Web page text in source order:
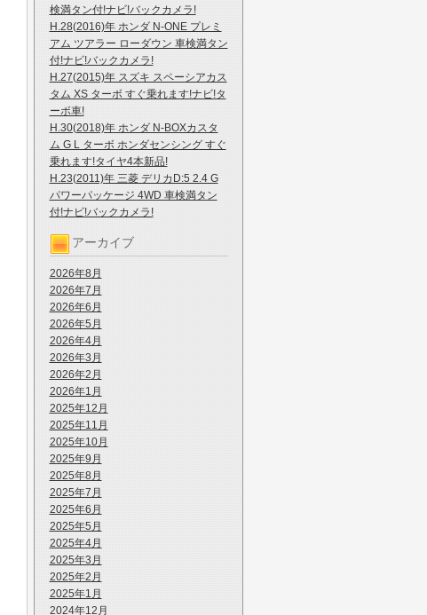
検満タン付!ナビ!バックカメラ!
H.28(2016)年 ホンダ N-ONE プレミ
アム ツアラー ローダウン 車検満タン
付!ナビ!バックカメラ!
H.27(2015)年 スズキ スペーシアカス
タム XS ターボ すぐ乗れます!ナビ!タ
ーボ車!
H.30(2018)年 ホンダ N-BOXカスタ
ム G L ターボ ホンダセンシング すぐ
乗れます!タイヤ4本新品!
H.23(2011)年 三菱 デリカD:5 2.4 G
パワーパッケージ 4WD 車検満タン
付!ナビ!バックカメラ!
アーカイブ
2026年8月
2026年7月
2026年6月
2026年5月
2026年4月
2026年3月
2026年2月
2026年1月
2025年12月
2025年11月
2025年10月
2025年9月
2025年8月
2025年7月
2025年6月
2025年5月
2025年4月
2025年3月
2025年2月
2025年1月
2024年12月